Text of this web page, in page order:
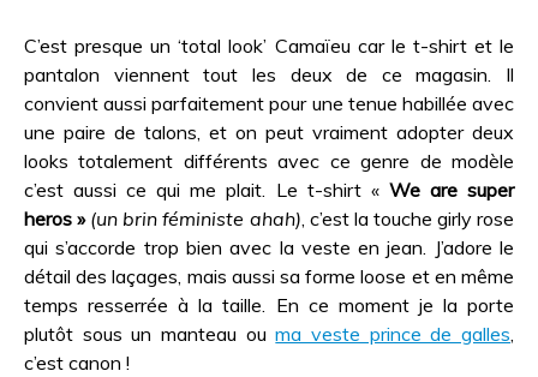
C’est presque un ‘total look’ Camaïeu car le t-shirt et le
pantalon viennent tout les deux de ce magasin. Il
convient aussi parfaitement pour une tenue habillée avec
une paire de talons, et on peut vraiment adopter deux
looks totalement différents avec ce genre de modèle
c’est aussi ce qui me plait. Le t-shirt « We are super
heros » (un brin féministe ahah), c’est la touche girly rose
qui s’accorde trop bien avec la veste en jean. J’adore le
détail des laçages, mais aussi sa forme loose et en même
temps resserrée à la taille. En ce moment je la porte
plutôt sous un manteau ouma veste prince de galles,
c’est canon !